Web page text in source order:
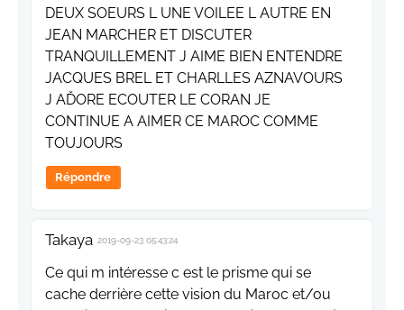
DEUX SOEURS L UNE VOILEE L AUTRE EN
JEAN MARCHER ET DISCUTER
TRANQUILLEMENT J AIME BIEN ENTENDRE
JACQUES BREL ET CHARLLES AZNAVOURS
J AĎORE ECOUTER LE CORAN JE
CONTINUE A AIMER CE MAROC COMME
TOUJOURS
Répondre
Takaya 2019-09-23 05:43:24
Ce qui m intéresse c est le prisme qui se
cache derrière cette vision du Maroc et/ou